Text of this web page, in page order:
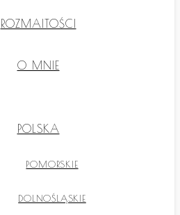
ROZMAITOŚCI
O MNIE
POLSKA
POMORSKIE
DOLNOŚLĄSKIE